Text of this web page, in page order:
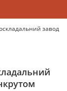
завод